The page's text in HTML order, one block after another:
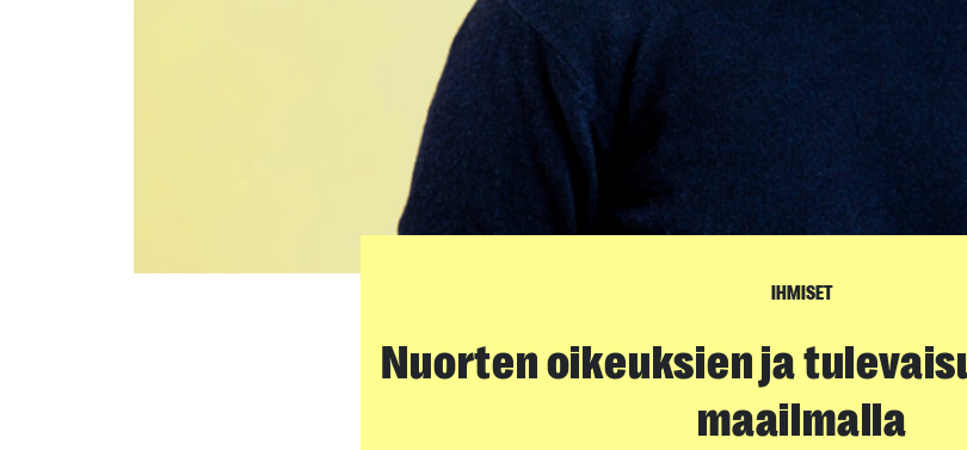
IHMISET
Nuorten oikeuksien ja
maailmalla